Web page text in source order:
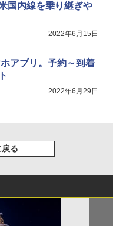
国内線を乗り継ぎや
2022年6月15日
アプリ。予約～到着
2022年6月29日
戻る